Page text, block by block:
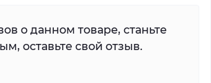
о данном товаре, станьте
оставьте свой отзыв.